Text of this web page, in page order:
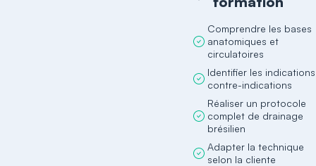
Comprendre les bases
anatomiques et
circulatoires
Identifier les
contre-indications
Réaliser un protocole
complet de drainage
brésilien
Adapter la technique
selon la cliente